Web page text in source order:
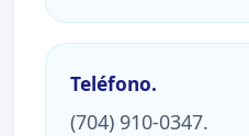
Teléfono.
(704) 910-0347.